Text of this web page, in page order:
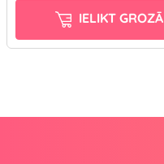
IELIKT GROZĀ